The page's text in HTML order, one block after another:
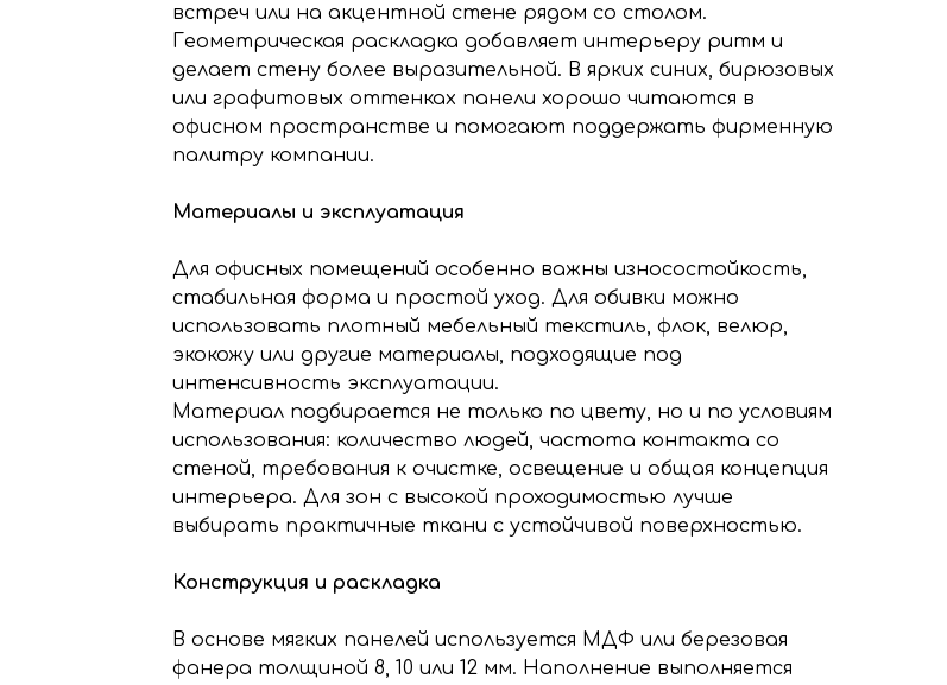
встреч или на акцентной стене рядом со столом.
Геометрическая раскладка добавляет интерьеру ритм и
делает стену более выразительной. В ярких синих, бирюзовых
или графитовых оттенках панели хорошо читаются в
офисном пространстве и помогают поддержать фирменную
палитру компании.
Материалы и эксплуатация
Для офисных помещений особенно важны износостойкость,
стабильная форма и простой уход. Для обивки можно
использовать плотный мебельный текстиль, флок, велюр,
экокожу или другие материалы, подходящие под
интенсивность эксплуатации.
Материал подбирается не только по цвету, но и по условиям
использования: количество людей, частота контакта со
стеной, требования к очистке, освещение и общая концепция
интерьера. Для зон с высокой проходимостью лучше
выбирать практичные ткани с устойчивой поверхностью.
Конструкция и раскладка
В основе мягких панелей используется МДФ или березовая
фанера толщиной 8, 10 или 12 мм. Наполнение выполняется